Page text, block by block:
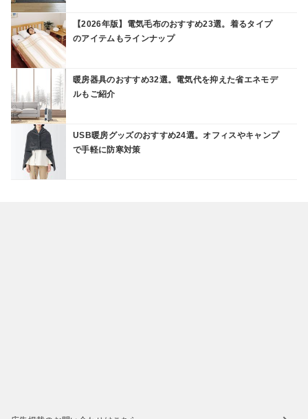
【2026年版】電気毛布のおすすめ23選。着るタイプ
のアイテムもラインナップ
暖房器具のおすすめ32選。電気代を抑えた省エネモデ
ルもご紹介
USB暖房グッズのおすすめ24選。オフィスやキャンプ
で手軽に防寒対策